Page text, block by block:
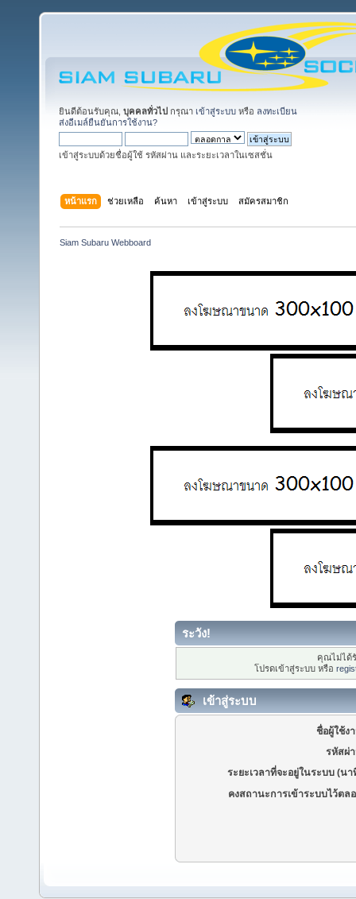
ยินดีต้อนรับคุณ, บุคคลทั่วไป กรุณา เข้าสู่ระบบ หรือ ลงทะเบียน
ส่งอีเมล์ยืนยันการใช้งาน?
เข้าสู่ระบบด้วยชื่อผู้ใช้ รหัสผ่าน และระยะเวลาในเซสชั่น
หน้าแรก ช่วยเหลือ ค้นหา เข้าสู่ระบบ สมัครสมาชิก
Siam Subaru Webboard
ระวัง!
คุณไม่ได้
โปรดเข้าสู่ระบบ หรือ
เข้าสู่ระบบ
ชื่อผู้ใช้ง
รหัสผ่
ระยะเวลาที่จะอยู่ในระบบ (นา
คงสถานะการเข้าระบบไว้ตล